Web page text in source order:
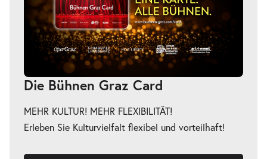
Die Bühnen Graz Card
MEHR KULTUR! MEHR FLEXIBILITÄT!
Erleben Sie Kulturvielfalt flexibel und vorteilhaft!